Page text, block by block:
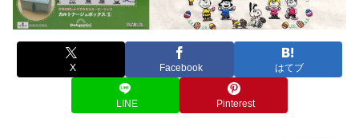
X Facebook はてブ
LINE Pinterest